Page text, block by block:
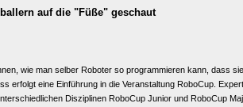
auf die "Füße" geschaut
wie man selber Roboter so programmieren kann, dass
erfolgt eine Einführung in die Veranstaltung RoboCup.
Disziplinen RoboCup Junior und RoboCup